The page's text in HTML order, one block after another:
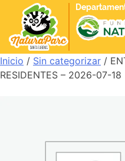
Inicio / Sin categorizar /
RESIDENTES – 2026-07-18